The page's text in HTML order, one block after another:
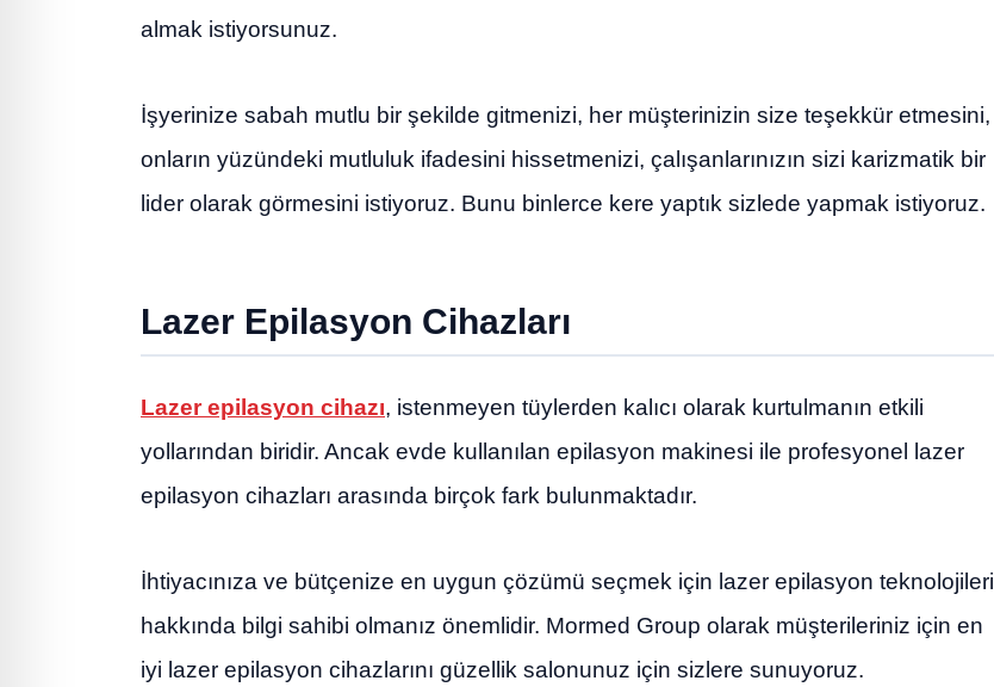
almak istiyorsunuz.
İşyerinize sabah mutlu bir şekilde gitmenizi, her müşterinizin size teşekkür etmesini,
onların yüzündeki mutluluk ifadesini hissetmenizi, çalışanlarınızın sizi karizmatik bir
lider olarak görmesini istiyoruz. Bunu binlerce kere yaptık sizlede yapmak istiyoruz.
Lazer Epilasyon Cihazları
Lazer epilasyon cihazı, istenmeyen tüylerden kalıcı olarak kurtulmanın etkili
yollarından biridir. Ancak evde kullanılan epilasyon makinesi ile profesyonel lazer
epilasyon cihazları arasında birçok fark bulunmaktadır.
İhtiyacınıza ve bütçenize en uygun çözümü seçmek için lazer epilasyon teknolojileri
hakkında bilgi sahibi olmanız önemlidir. Mormed Group olarak müşterileriniz için en
iyi lazer epilasyon cihazlarını güzellik salonunuz için sizlere sunuyoruz.